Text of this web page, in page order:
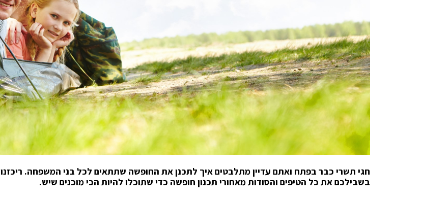
חגי תשרי כבר בפתח ואתם עדיין מתלבטים איך לתכנן את החופשה שתתאים לכל בני המשפחה. ריכזנו
בשבילכם את כל הטיפים והסודות מאחורי תכנון חופשה כדי שתוכלו להיות הכי מוכנים שיש.